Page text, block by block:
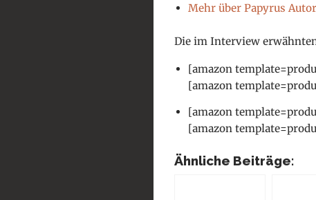
Mehr über Papyrus
Die im Interview
[amazon
[amazon
[amazon
[amazon
Ähnliche Beiträge: